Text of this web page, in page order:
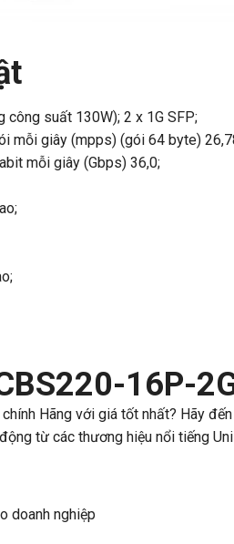
công suất 130W); 2 x 1G SFP;
mỗi giây (mpps) (gói 64 byte)
mỗi giây (Gbps) 36,0;
16P-
chính Hãng với giá tốt nhất? Hãy
từ các thương hiệu nổi tiếng
doanh nghiệp